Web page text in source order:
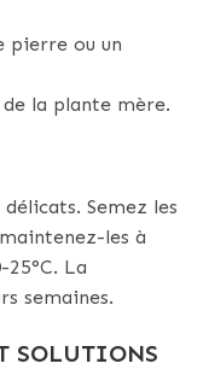
pierre ou un
la plante mère.
Semez les
les à
La
semaines.
SOLUTIONS